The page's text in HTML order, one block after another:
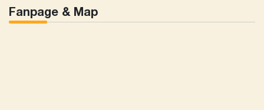
Fanpage & Map